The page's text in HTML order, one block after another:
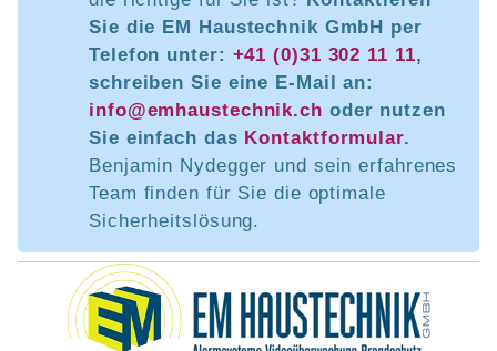
Sie die EM Haustechnik GmbH per
Telefon unter: +41 (0)31 302 11 11,
schreiben Sie eine E-Mail an:
info@emhaustechnik.ch oder nutzen
Sie einfach das Kontaktformular.
Benjamin Nydegger und sein erfahrenes
Team finden für Sie die optimale
Sicherheitslösung.